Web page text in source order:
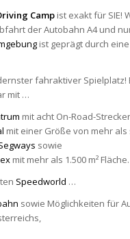
Camp ist exakt für SIE!
der Autobahn A4 und
ist geprägt durch
fahraktiver Spielplatz!
mit …
mit acht On-Road-
mit einer Größe von mehr als
sowie
mit mehr als 1.500 m² Fläche.
Speedworld …
sowie Möglichkeiten für